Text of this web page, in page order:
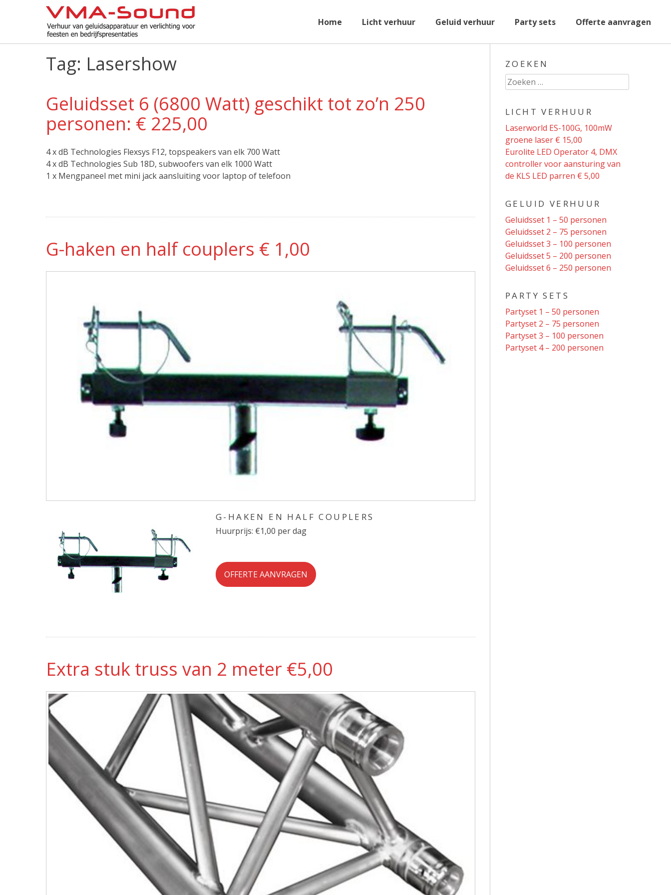
Home Licht verhuur Geluid verhuur Party sets Offerte aanvragen
Tag: Lasershow
Geluidsset 6 (6800 Watt) geschikt tot zo’n 250
personen: € 225,00
4 x dB Technologies Flexsys F12, topspeakers van elk 700 Watt
4 x dB Technologies Sub 18D, subwoofers van elk 1000 Watt
1 x Mengpaneel met mini jack aansluiting voor laptop of telefoon
G-haken en half couplers € 1,00
G-HAKEN EN HALF COUPLERS
Huurprijs: €1,00 per dag
OFFERTE AANVRAGEN
Extra stuk truss van 2 meter €5,00
ZOEKEN
Zoeken
naar:
LICHT VERHUUR
Laserworld ES-100G, 100mW
groene laser € 15,00
Eurolite LED Operator 4, DMX
controller voor aansturing van
de KLS LED parren € 5,00
GELUID VERHUUR
Geluidsset 1 – 50 personen
Geluidsset 2 – 75 personen
Geluidsset 3 – 100 personen
Geluidsset 5 – 200 personen
Geluidsset 6 – 250 personen
PARTY SETS
Partyset 1 – 50 personen
Partyset 2 – 75 personen
Partyset 3 – 100 personen
Partyset 4 – 200 personen